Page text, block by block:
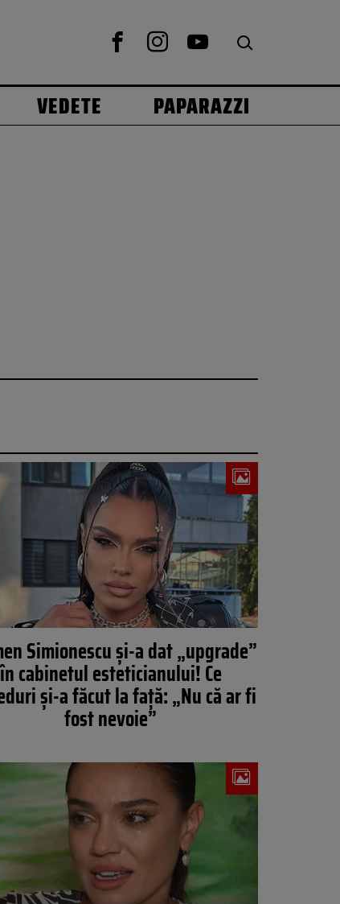
VEDETE PAPARAZZI
Simionescu și-a dat „upgrade”
în cabinetul esteticianului! Ce
și-a făcut la față: „Nu că ar fi
fost nevoie”